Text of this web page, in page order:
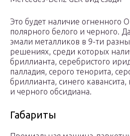
Это будет наличие огненного
полярного белого и черного.
эмали металликов в 9-ти
решениях, среди которых
бриллианта, серебристого
палладия, серого тенорита,
бриллианта, синего
и черного обсидиана.
Габариты